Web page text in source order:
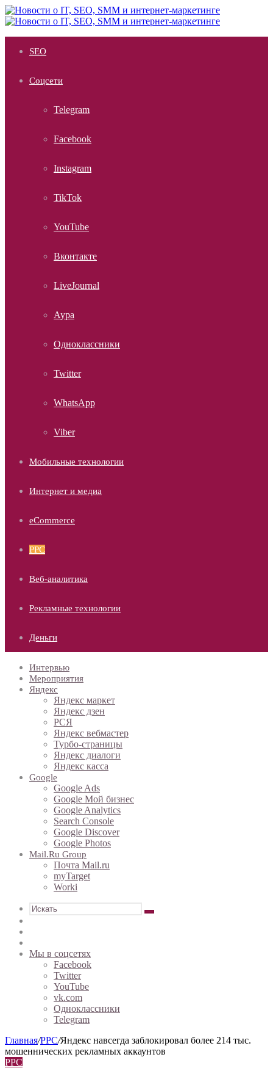
Меню
SEO
Соцсети
Telegram
Facebook
Instagram
TikTok
YouTube
Вконтакте
LiveJournal
Аура
Одноклассники
Twitter
WhatsApp
Viber
Мобильные технологии
Интернет и медиа
eCommerce
PPC
Веб-аналитика
Рекламные технологии
Деньги
Интервью
Мероприятия
Яндекс
Яндекс маркет
Яндекс дзен
РСЯ
Яндекс вебмастер
Турбо-страницы
Яндекс диалоги
Яндекс касса
Google
Google Ads
Google Мой бизнес
Google Analytics
Search Console
Google Discover
Google Photos
Mail.ru Group
Почта Mail.ru
myTarget
Worki
Искать
Мы в соцсетях
Facebook
Twitter
YouTube
vk.com
Одноклассники
Telegram
Главная/PPC/Яндекс навсегда заблокировал более 214 тыс.
мошеннических рекламных аккаунтов
PPC